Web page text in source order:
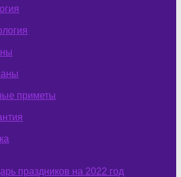
приметы
праздников на 2022 год